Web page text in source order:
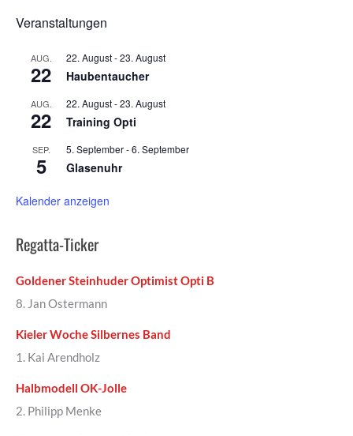
Veranstaltungen
AUG.
22
22. August-23. August
Haubentaucher
AUG.
22
22. August-23. August
Training Opti
SEP.
5
5. September-6. September
Glasenuhr
Kalender anzeigen
Regatta-Ticker
Goldener Steinhuder Optimist Opti B
8. Jan Ostermann
Kieler Woche Silbernes Band
1. Kai Arendholz
Halbmodell OK-Jolle
2. Philipp Menke